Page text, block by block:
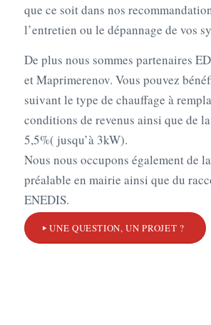
que ce soit dans nos
l’entretien ou le dépannage de vos
De plus nous sommes partenaires
et Maprimerenov. Vous pouvez
suivant le type de chauffage à
conditions de revenus ainsi que de
5,5%( jusqu’à 3kW).
Nous nous occupons également de
préalable en mairie ainsi que du
ENEDIS.
UNE QUESTION, UN PROJET ?